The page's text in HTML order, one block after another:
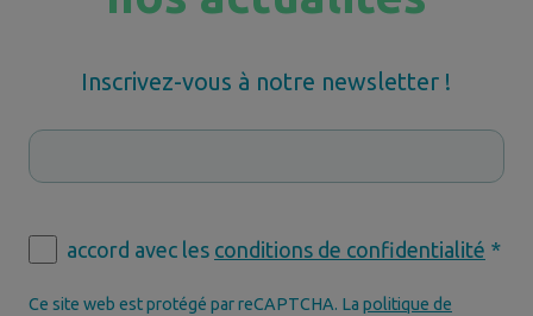
Inscrivez-vous à notre newsletter !
accord avec les conditions de confidentialité *
Ce site web est protégé par reCAPTCHA. La politique de